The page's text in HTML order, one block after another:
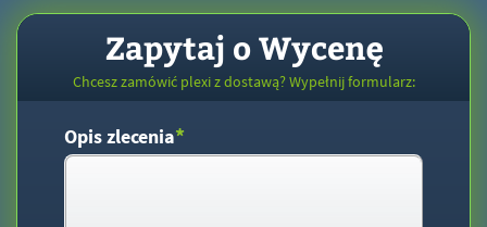
Zapytaj o Wycenę
Chcesz zamówić plexi z dostawą? Wypełnij formularz:
Opis zlecenia*